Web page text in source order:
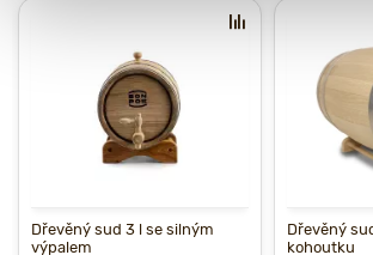
Dřevěný sud 3 l se silným
výpalem
Dřevěný
kohoutku